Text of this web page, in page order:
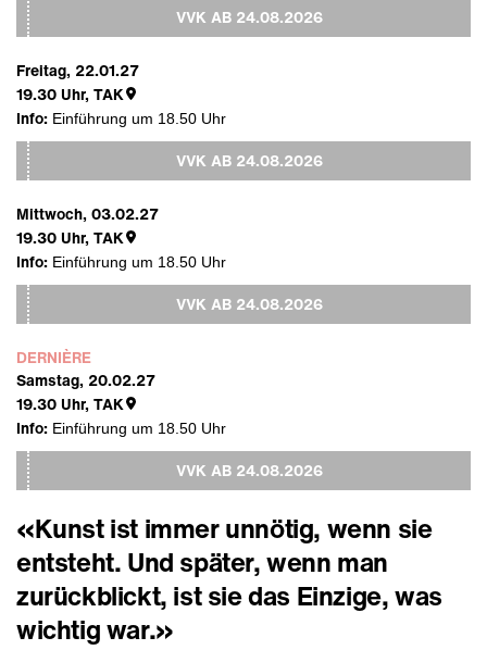
VVK AB 24.08.2026
Freitag, 22.01.27
19.30 Uhr,TAK
Info: Einführung um 18.50 Uhr
VVK AB 24.08.2026
Mittwoch, 03.02.27
19.30 Uhr,TAK
Info: Einführung um 18.50 Uhr
VVK AB 24.08.2026
DERNIÈRE
Samstag, 20.02.27
19.30 Uhr,TAK
Info: Einführung um 18.50 Uhr
VVK AB 24.08.2026
«Kunst ist immer unnötig, wenn sie
entsteht. Und später, wenn man
zurückblickt, ist sie das Einzige, was
wichtig war.»